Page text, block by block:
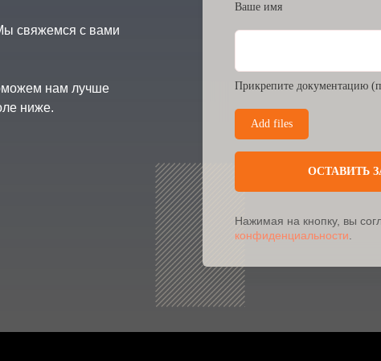
свяжемся с вами
нам лучше
ниже.
Нажимая на кнопку, вы
конфиденциальности
Ваше имя
Прикрепите документацию
Add files
ОСТАВИТЬ